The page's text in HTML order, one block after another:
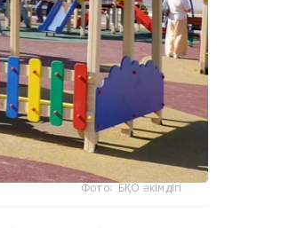
Фото: БҚО әкімдігі